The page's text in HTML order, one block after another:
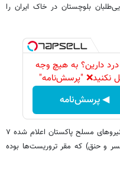
بلوچستان در خاک ایران را
درد دارین؟ به هیچ وجه
نکنید❌ "پرسش‌نامه"
◀ پرسش‌نامه
همچنین بنا بر آنچه در صفحه توئیتری اخبار نیروهای مسلح پاکستان اعلام شده ۷
شامسر و حنق) که مقر تروریست‌ها بوده